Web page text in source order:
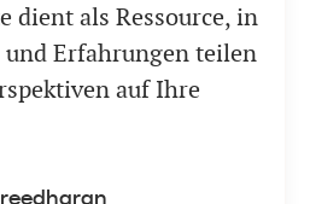
dient als Ressource, in
Erfahrungen teilen
auf Ihre